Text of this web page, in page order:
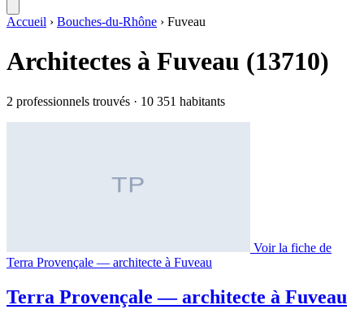
Accueil › Bouches-du-Rhône › Fuveau
Architectes à Fuveau (13710)
2 professionnels trouvés · 10 351 habitants
Voir la fiche de
Terra Provençale — architecte à Fuveau
Terra Provençale — architecte à Fuveau